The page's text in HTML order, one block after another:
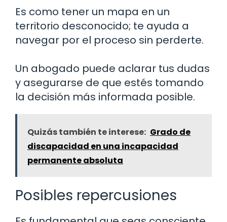
Es como tener un mapa en un
territorio desconocido; te ayuda a
navegar por el proceso sin perderte.
Un abogado puede aclarar tus dudas
y asegurarse de que estés tomando
la decisión más informada posible.
Quizás también te interese: Grado de
discapacidad en una incapacidad
permanente absoluta
Posibles repercusiones